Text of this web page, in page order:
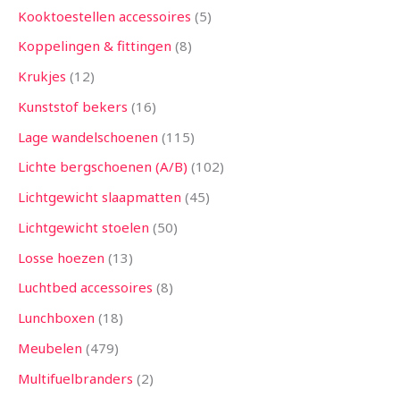
Kooktoestellen accessoires 5
Koppelingen & fittingen 8
Krukjes 12
Kunststof bekers 16
Lage wandelschoenen 115
Lichte bergschoenen (A/B) 102
Lichtgewicht slaapmatten 45
Lichtgewicht stoelen 50
Losse hoezen 13
Luchtbed accessoires 8
Lunchboxen 18
Meubelen 479
Multifuelbranders 2